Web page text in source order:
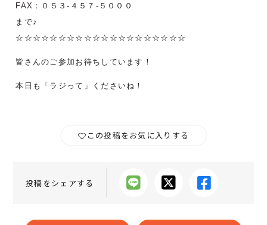
FAX：０５３-４５７-５０００
まで♪
☆☆☆☆☆☆☆☆☆☆☆☆☆☆☆☆☆☆☆☆
皆さんのご参加お待ちしています！
本日も「ラジって」くださいね！
この投稿をお気に入りする
投稿をシェアする